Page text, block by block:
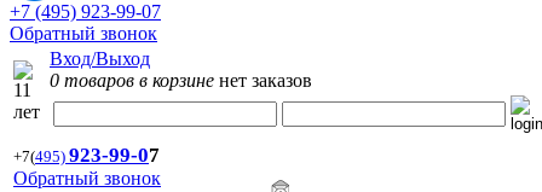
+7 (495) 923-99-07
Обратный звонок
Вход/Выход
0 товаров в корзине нет заказов
+7(495) 923-99-07
Обратный звонок